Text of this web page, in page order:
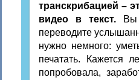
транскрибацией –
видео в текст. Вы
переводите
нужно немного:
печатать. Кажется
попробовала,